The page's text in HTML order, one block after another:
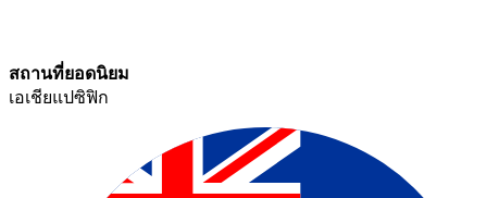
สถานที่ยอดนิยม​​
เอเชียแปซิฟิก​​